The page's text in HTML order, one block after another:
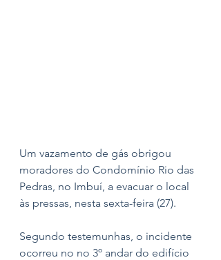
Um vazamento de gás obrigou
moradores do Condomínio Rio das
Pedras, no Imbuí, a evacuar o local
às pressas, nesta sexta-feira (27).
Segundo testemunhas, o incidente
ocorreu no no 3º andar do edifício